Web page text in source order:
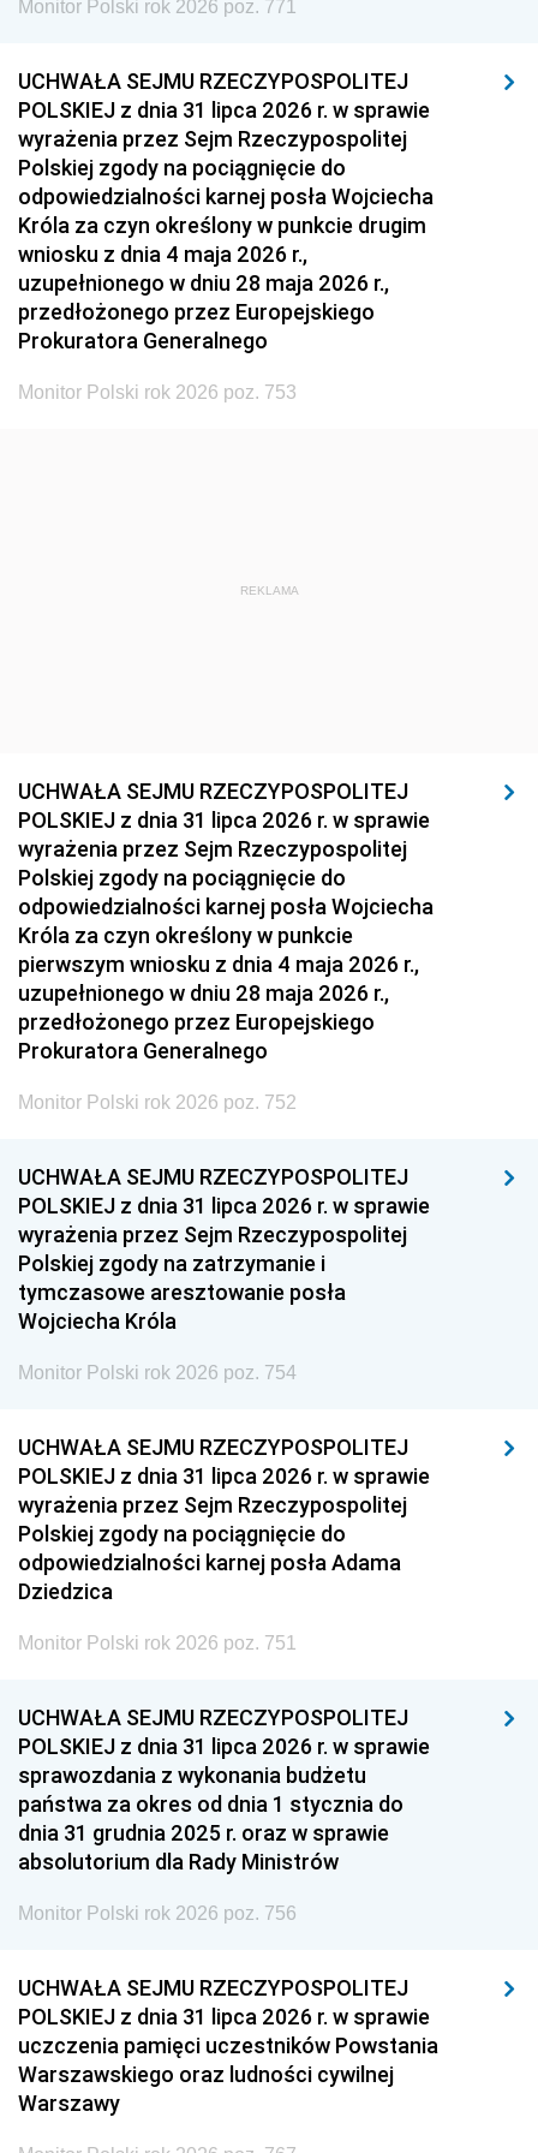
1951 1950
1939 1938 1937
1936 1930
Monitor Polski rok 2026 poz. 771
UCHWAŁA SEJMU RZECZYPOSPOLITEJ
POLSKIEJ z dnia 31 lipca 2026 r. w sprawie
wyrażenia przez Sejm Rzeczypospolitej
Polskiej zgody na pociągnięcie do
odpowiedzialności karnej posła Wojciecha
Króla za czyn określony w punkcie drugim
wniosku z dnia 4 maja 2026 r.,
uzupełnionego w dniu 28 maja 2026 r.,
przedłożonego przez Europejskiego
Prokuratora Generalnego
Monitor Polski rok 2026 poz. 753
REKLAMA
UCHWAŁA SEJMU RZECZYPOSPOLITEJ
POLSKIEJ z dnia 31 lipca 2026 r. w sprawie
wyrażenia przez Sejm Rzeczypospolitej
Polskiej zgody na pociągnięcie do
odpowiedzialności karnej posła Wojciecha
Króla za czyn określony w punkcie
pierwszym wniosku z dnia 4 maja 2026 r.,
uzupełnionego w dniu 28 maja 2026 r.,
przedłożonego przez Europejskiego
Prokuratora Generalnego
Monitor Polski rok 2026 poz. 752
UCHWAŁA SEJMU RZECZYPOSPOLITEJ
POLSKIEJ z dnia 31 lipca 2026 r. w sprawie
wyrażenia przez Sejm Rzeczypospolitej
Polskiej zgody na zatrzymanie i
tymczasowe aresztowanie posła
Wojciecha Króla
Monitor Polski rok 2026 poz. 754
UCHWAŁA SEJMU RZECZYPOSPOLITEJ
POLSKIEJ z dnia 31 lipca 2026 r. w sprawie
wyrażenia przez Sejm Rzeczypospolitej
Polskiej zgody na pociągnięcie do
odpowiedzialności karnej posła Adama
Dziedzica
Monitor Polski rok 2026 poz. 751
UCHWAŁA SEJMU RZECZYPOSPOLITEJ
POLSKIEJ z dnia 31 lipca 2026 r. w sprawie
sprawozdania z wykonania budżetu
państwa za okres od dnia 1 stycznia do
dnia 31 grudnia 2025 r. oraz w sprawie
absolutorium dla Rady Ministrów
Monitor Polski rok 2026 poz. 756
UCHWAŁA SEJMU RZECZYPOSPOLITEJ
POLSKIEJ z dnia 31 lipca 2026 r. w sprawie
uczczenia pamięci uczestników Powstania
Warszawskiego oraz ludności cywilnej
Warszawy